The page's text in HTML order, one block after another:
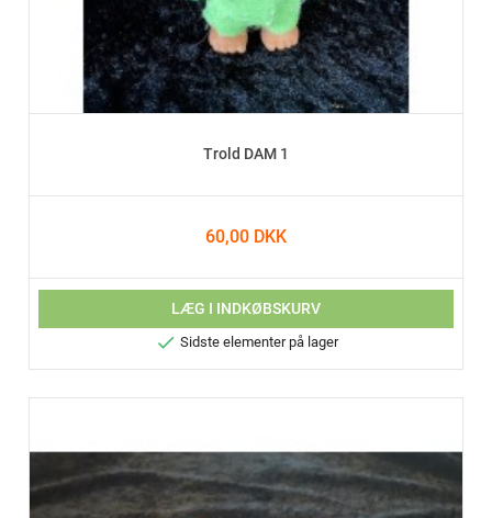
Trold DAM 1
60,00 DKK
LÆG I INDKØBSKURV
 Sidste elementer på lager